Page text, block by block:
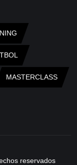
MASTERCLASS
reservados